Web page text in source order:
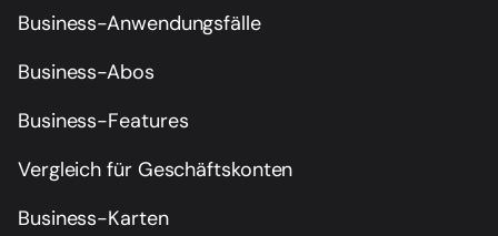
Business-Anwendungsfälle
Business-Abos
Business-Features
Vergleich für Geschäftskonten
Business-Karten